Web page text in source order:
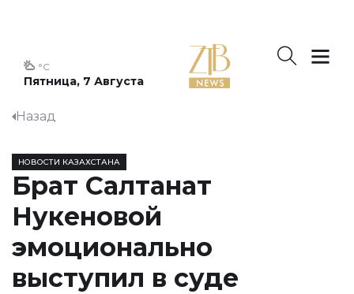
Пятница, 7 Августа
°C
Назад
НОВОСТИ КАЗАХСТАНА
Брат Салтанат
Нукеновой
эмоционально
выступил в суде